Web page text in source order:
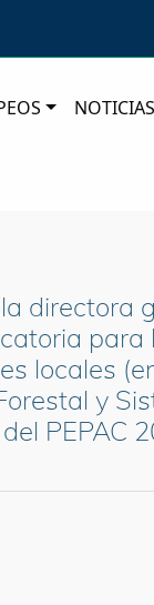
NOTICIAS
locales
y
PEPAC